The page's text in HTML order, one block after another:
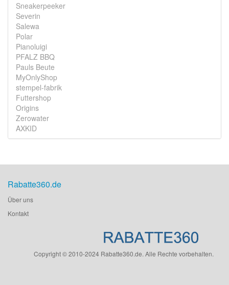
Sneakerpeeker
Severin
Salewa
Polar
Pianoluigi
PFALZ BBQ
Pauls Beute
MyOnlyShop
stempel-fabrik
Futtershop
Origins
Zerowater
AXKID
Rabatte360.de
Über uns
Kontakt
Copyright © 2010-2024 Rabatte360.de. Alle Rechte vorbehalten.